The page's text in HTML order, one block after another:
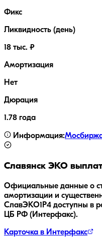
Фикс
Ликвидность (день)
18 тыс. ₽
Амортизация
Нет
Дюрация
1.78 года
Информация:
Славянск ЭКО
Официальные данные о
амортизации и
СлавЭКО1Р4 доступны в
ЦБ РФ (Интерфакс).
Карточка в Интерфакс